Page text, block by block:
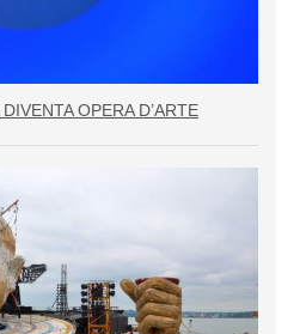
OPERA D’ARTE